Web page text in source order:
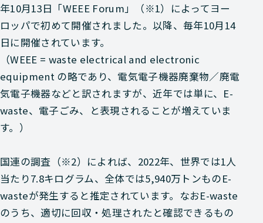
年10月13日「WEEE Forum」（※1）によってヨー
ロッパで初めて開催されました。以降、毎年10月14
日に開催されています。
（WEEE = waste electrical and electronic
equipment の略であり、電気電子機器廃棄物／廃電
気電子機器などと訳されますが、近年では単に、E-
waste、電子ごみ、と表現されることが増えていま
す。）
国連の調査（※2）によれば、2022年、世界では1人
当たり7.8キログラム、全体では5,940万トンものE-
wasteが発生すると推定されています。なおE-waste
のうち、適切に回収・処理されたと確認できるもの